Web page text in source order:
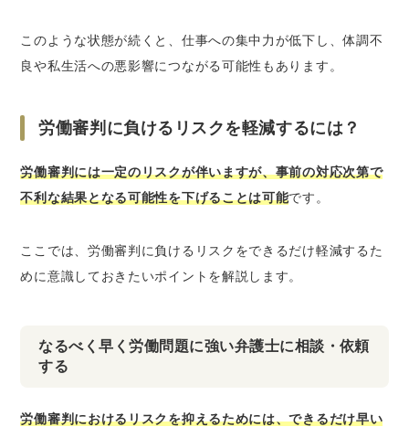
このような状態が続くと、仕事への集中力が低下し、体調不
良や私生活への悪影響につながる可能性もあります。
労働審判に負けるリスクを軽減するには？
労働審判には一定のリスクが伴いますが、事前の対応次第で
不利な結果となる可能性を下げることは可能です。
ここでは、労働審判に負けるリスクをできるだけ軽減するた
めに意識しておきたいポイントを解説します。
なるべく早く労働問題に強い弁護士に相談・依頼
する
労働審判におけるリスクを抑えるためには、できるだけ早い